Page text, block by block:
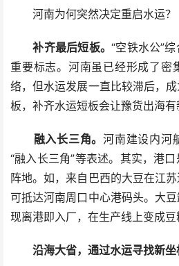
河南为何突然决定重启水运？
补齐最后短板。“空铁水公”
重要标志。河南虽已经形成了密
络，但水运发展一直比较滞后，
板，补齐水运短板会让豫货出海有
融入长三角。 河南建设内河
“融入长三角”等表述。其实，港
阵地。如，来自巴西的大豆在江
可抵达河南周口中心港码头。大
现离港即入厂，在生产线上变成豆
沿海大省，通过水运寻找新坐